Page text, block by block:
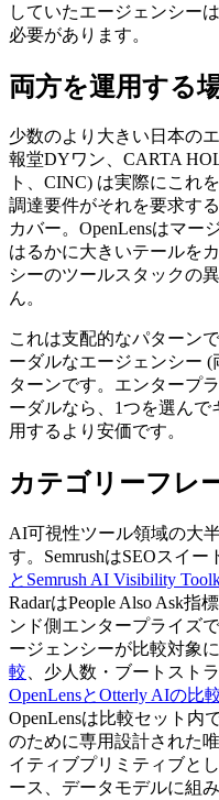
していたエージェンシー
必要があります。
両方を運用する
少数のより大きい日本の
報堂DYワン、CARTA
ト、CINC) は実際にこれ
調達要件がそれを要求す
カバー。OpenLensはマー
はるかに大きいテールを
シーのツールスタックの
ん。
これは支配的なパターン
ーダルなエージェンシー
ターンです。エンタープ
ーダルなら、1つを選ん
用するより安価です。
カテゴリーフレ
AI可視性ツール領域の大
す。SemrushはSEOスイ
とSemrush AI Visibility
RadarはPeople Also Ask指
ンド側エンタープライズ
ージェンシーが比較対象
較 、少人数・ブートスト
OpenLensとOtterly AIの比
OpenLensは比較セット内
のために専用設計された
イティブプリミティブと
ース、データモデルに組